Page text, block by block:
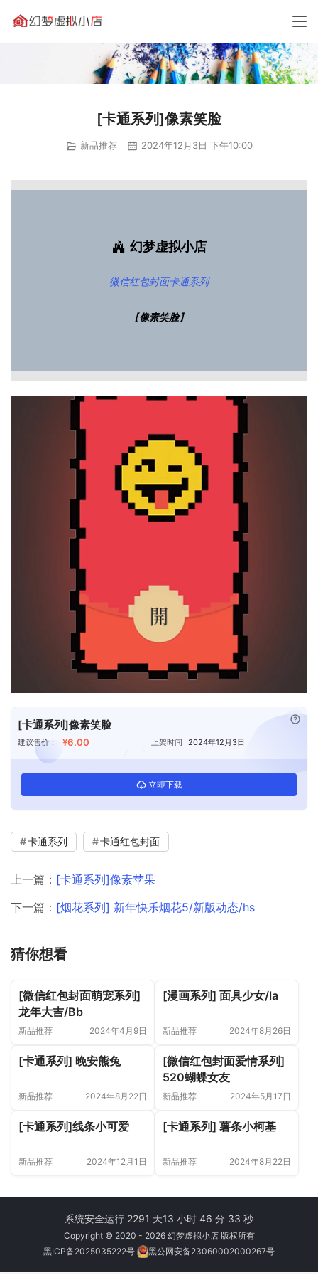
[卡通系列]像素笑脸
新品推荐 2024年12月3日 下午10:00
幻梦虚拟小店
微信红包封面卡通系列
【像素笑脸】
[卡通系列]像素笑脸
建议售价： ¥6.00 上架时间 2024年12月3日
立即下载
已
卡通系列 卡通红包封面
上一篇： [卡通系列]像素苹果
下一篇： [烟花系列] 新年快乐烟花5/新版动态/hs
猜你想看
[微信红包封面萌宠系列]
龙年大吉/Bb
新品推荐 2024年4月9日
[漫画系列] 面具少女/la
新品推荐 2024年8月26日
[卡通系列] 晚安熊兔
新品推荐 2024年8月22日
[微信红包封面爱情系列]
520蝴蝶女友
新品推荐 2024年5月17日
[卡通系列]线条小可爱
新品推荐 2024年12月1日
[卡通系列] 薯条小柯基
新品推荐 2024年8月22日
系统安全运行 2291 天13 小时 46 分 33 秒
Copyright © 2020 - 2026 幻梦虚拟小店 版权所有
黑ICP备2025035222号
黑公网安备23060002000267号